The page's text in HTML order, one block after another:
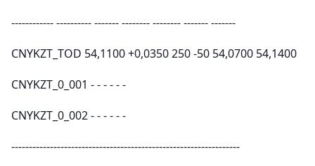
------------ ---------- ------- -------- -------- ------- -------
CNYKZT_TOD 54,1100 +0,0350 250 -50 54,0700 54,1400
CNYKZT_0_001 - - - - - -
CNYKZT_0_002 - - - - - -
-----------------------------------------------------------------